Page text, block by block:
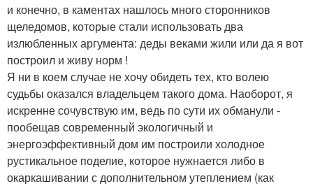
и конечно, в каментах нашлось много сторонников
щеледомов, которые стали использовать два
излюбленных аргумента: деды веками жили или да я вот
построил и живу норм !
Я ни в коем случае не хочу обидеть тех, кто волею
судьбы оказался владельцем такого дома. Наоборот, я
искренне сочувствую им, ведь по сути их обманули -
пообещав современный экологичный и
энергоэффективный дом им построили холодное
рустикальное поделие, которое нужнается либо в
окаркашивании с дополнительном утеплением (как